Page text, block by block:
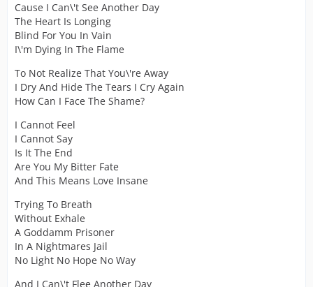
Cause I Can\'t See Another Day
The Heart Is Longing
Blind For You In Vain
I\'m Dying In The Flame
To Not Realize That You\'re Away
I Dry And Hide The Tears I Cry Again
How Can I Face The Shame?
I Cannot Feel
I Cannot Say
Is It The End
Are You My Bitter Fate
And This Means Love Insane
Trying To Breath
Without Exhale
A Goddamm Prisoner
In A Nightmares Jail
No Light No Hope No Way
And I Can\'t Flee Another Day